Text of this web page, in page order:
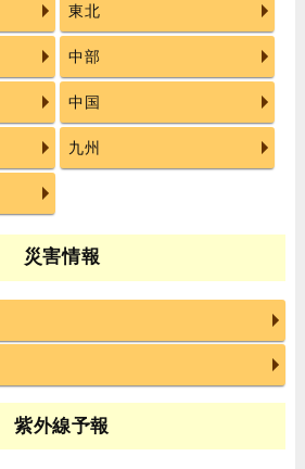
東北
中部
中国
九州
災害情報
紫外線予報